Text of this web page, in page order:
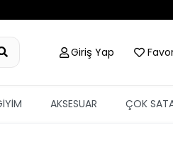
Giriş Yap
AKSESUAR ÇOK